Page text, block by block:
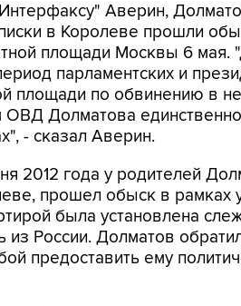
Аверин,
в Королеве прошли
площади Москвы 6 мая.
парламентских и
площади по обвинению в
ОВД Долматова
- сказал Аверин.
2012 года у родителей
прошел обыск в рамках
была установлена
России. Долматов
предоставить ему